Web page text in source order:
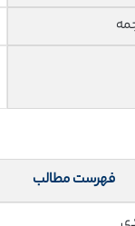
فهرست مطالب